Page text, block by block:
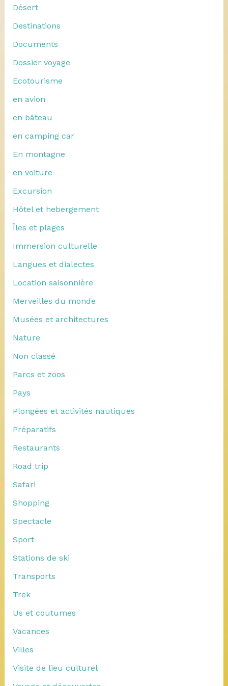
Désert
Destinations
Documents
Dossier voyage
Ecotourisme
en avion
en bâteau
en camping car
En montagne
en voiture
Excursion
Hôtel et hebergement
Îles et plages
Immersion culturelle
Langues et dialectes
Location saisonnière
Merveilles du monde
Musées et architectures
Nature
Non classé
Parcs et zoos
Pays
Plongées et activités nautiques
Préparatifs
Restaurants
Road trip
Safari
Shopping
Spectacle
Sport
Stations de ski
Transports
Trek
Us et coutumes
Vacances
Villes
Visite de lieu culturel